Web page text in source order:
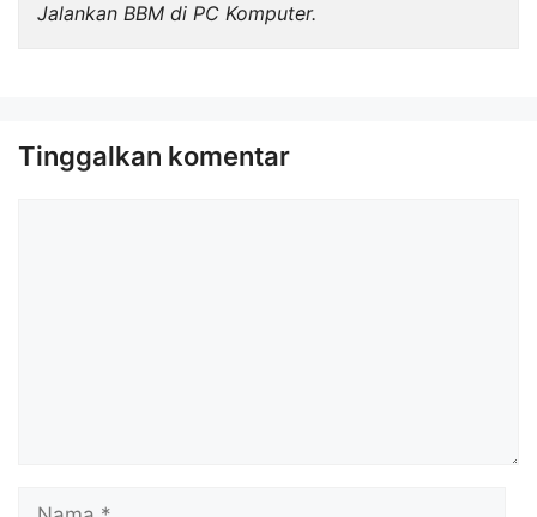
Jalankan BBM di PC Komputer.
Tinggalkan komentar
Nama